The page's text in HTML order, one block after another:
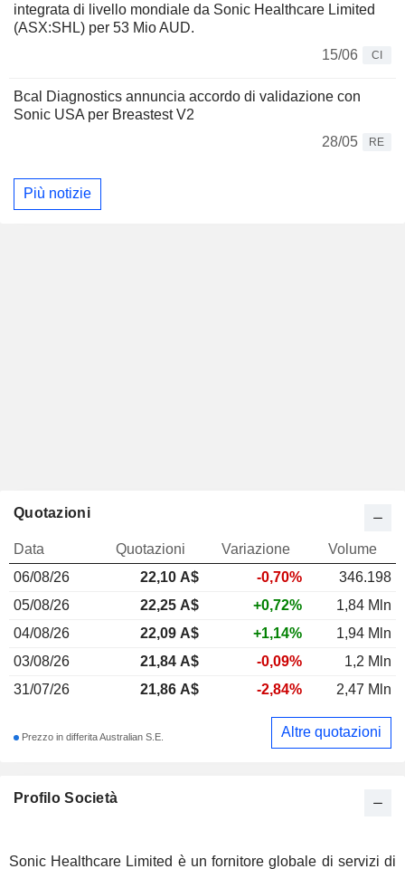
integrata di livello mondiale da Sonic Healthcare Limited
(ASX:SHL) per 53 Mio AUD.
15/06
CI
Bcal Diagnostics annuncia accordo di validazione con
Sonic USA per Breastest V2
28/05
RE
Più notizie
Profilo Società
Sonic Healthcare Limited è un fornitore globale di servizi di
Quotazioni
Data Quotazioni Variazione
Volume
06/08/26
22,10 A$ -0,70%
346.198
05/08/26
22,25 A$ +0,72%
1,84 Mln
04/08/26
22,09 A$ +1,14%
1,94 Mln
03/08/26
21,84 A$ -0,09%
1,2 Mln
31/07/26
21,86 A$ -2,84% 2,47 Mln
Prezzo in differita Australian S.E. Altre quotazioni